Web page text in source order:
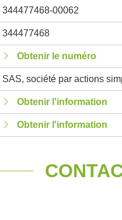
344477468-00062
344477468
Obtenir le numéro
SAS, société par actions
Obtenir l'information
Obtenir l'information